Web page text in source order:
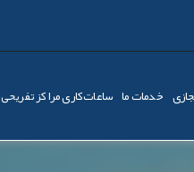
خدمات ما ساعات‌کاری مراکز تفریحی